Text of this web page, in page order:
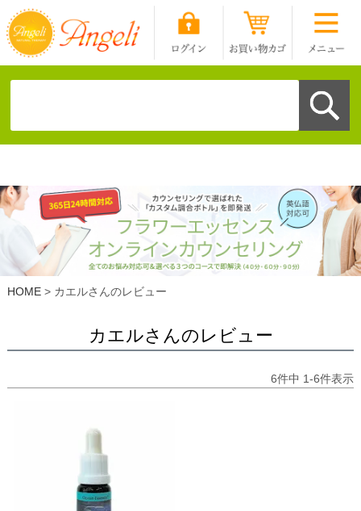
HOME カエルさんのレビュー
カエルさんのレビュー
6件中 1-6件表示